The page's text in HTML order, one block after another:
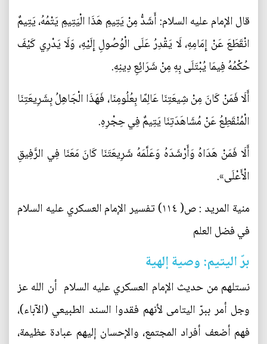
قال الإمام عليه السلام: أَشَدُّ مِنْ يَتِيمِ هَذَا الْيَتِيمِ يَتْمُهُ، يَتِيمٌ
انْقَطَعَ عَنْ إِمَامِهِ، لَا يَقْدِرُ عَلَى الْوُصُولِ إِلَيْهِ، وَلَا يَدْرِي كَيْفَ
حُكْمُهُ فِيمَا يُبْتَلَى بِهِ مِنْ شَرَائِعِ دِينِهِ.
أَلَا فَمَنْ كَانَ مِنْ شِيعَتِنَا عَالِمًا بِعُلُومِنَا، فَهَذَا الْجَاهِلُ بِشَرِيعَتِنَا
الْمُنْقَطِعُ عَنْ مُشَاهَدَتِنَا يَتِيمٌ فِي حِجْرِهِ.
أَلَا فَمَنْ هَدَاهُ وَأَرْشَدَهُ وَعَلَّمَهُ شَرِيعَتَنَا كَانَ مَعَنَا فِي الرَّفِيقِ
الْأَعْلَى».
منية المريد : ص( ١١٤) تفسير الإمام العسكري عليه السلام
في فضل العلم
برّ اليتيم: وصية إلهية
نستلهم من حديث الإمام العسكري عليه السلام أن الله عز
وجل أمر ببرّ اليتامى لأنهم فقدوا السند الطبيعي (الآباء)،
فهم أضعف أفراد المجتمع، والإحسان إليهم عبادة عظيمة،